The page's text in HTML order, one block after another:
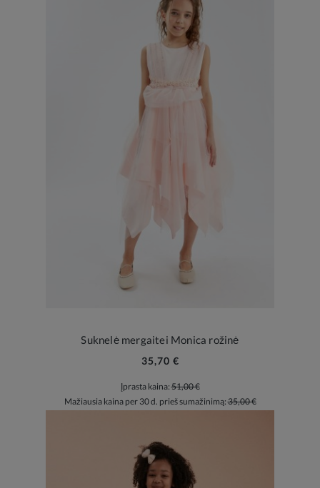
Suknelė mergaitei Monica rožinė
35,70 €
Įprasta kaina:51,00 €
Mažiausia kaina per 30 d. prieš sumažinimą:35,00 €